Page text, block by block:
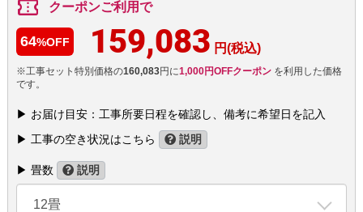
confirmation_number クーポンご利用で
64%OFF 159,083 円(税込)
※工事セット特別価格の160,083円に1,000円OFFクーポンを利用した価格
です。
▶ お届け目安：工事所要日程を確認し、備考に希望日を記入
▶ 工事の空き状況はこちら
説明
▶ 畳数 説明
12畳